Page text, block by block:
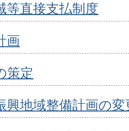
等直接支払制度
画
策定
興地域整備計画の